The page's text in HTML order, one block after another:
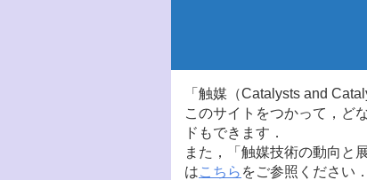
「触媒（Catalysts and
このサイトをつかって，ど
ドもできます．
また，「触媒技術の動向と
はこちら をご参照ください．